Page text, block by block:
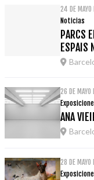
24 DE
Noticias
PARCS
ESPAIS
26 DE
ANA
28 DE